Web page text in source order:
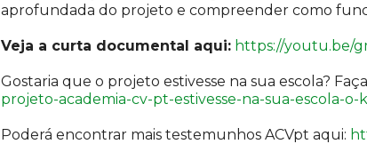
aprofundada do projeto e compreender como
Veja a curta documental aqui: https://youtu.be/
Gostaria que o projeto estivesse na sua escola?
projeto-academia-cv-pt-estivesse-na-sua-escola-
Poderá encontrar mais testemunhos ACVpt aqui: